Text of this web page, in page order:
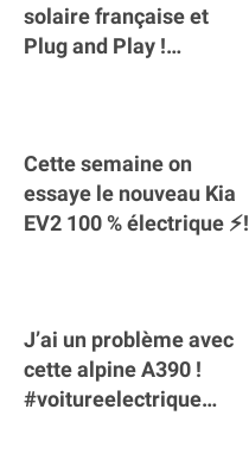
solaire française et
Plug and Play !
Cette semaine on
essaye le nouveau Kia
EV2 100 % électrique ⚡️!
J’ai un problème avec
cette alpine A390 !
#voitureelectrique